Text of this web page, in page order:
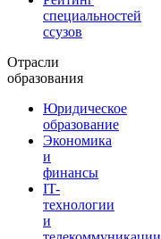
специальностей
ссузов
Отрасли
образования
Юридическое
образование
Экономика
и
финансы
IT-
технологии
и